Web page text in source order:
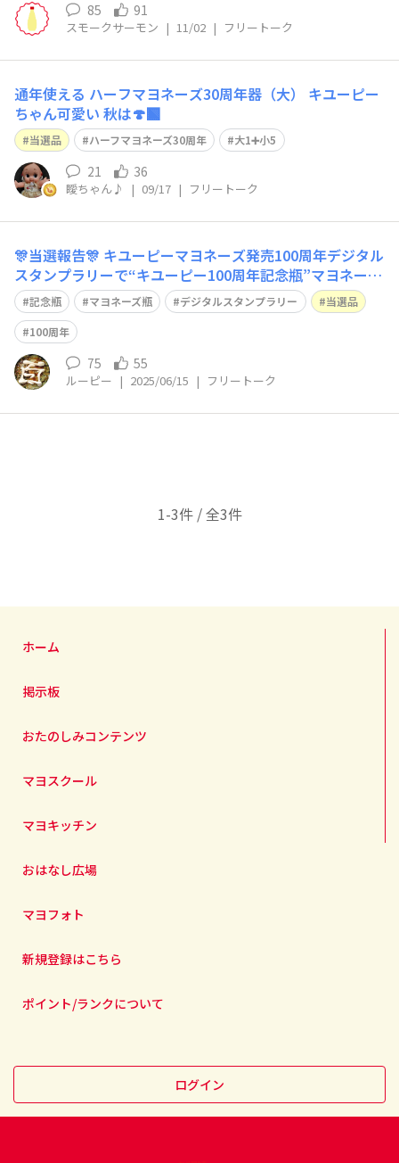
85 91
スモークサーモン | 11/02 | フリートーク
通年使える ハーフマヨネーズ30周年器（大） キユーピー
ちゃん可愛い 秋は🍄‍🟫
当選品 ハーフマヨネーズ30周年 大1➕️小5
21 36
瞹ちゃん♪ | 09/17 | フリートーク
🎊当選報告🎊 キユーピーマヨネーズ発売100周年デジタル
スタンプラリーで“キユーピー100周年記念瓶”マヨネーズ
届きました🥰 瓶マヨネーズ集めてるので、特に今回の記
念品は 永久保存モノです。100の数字が神々しい❇️ ありが
とうございます＆これからもよろしくお願いします😃
記念瓶 マヨネーズ瓶 デジタルスタンプラリー
当選品
100周年
75 55
ルーピー | 2025/06/15 | フリートーク
1-3件 / 全3件
ホーム
掲示板
おたのしみコンテンツ
マヨスクール
マヨキッチン
おはなし広場
マヨフォト
新規登録はこちら
ポイント/ランクについて
ログイン